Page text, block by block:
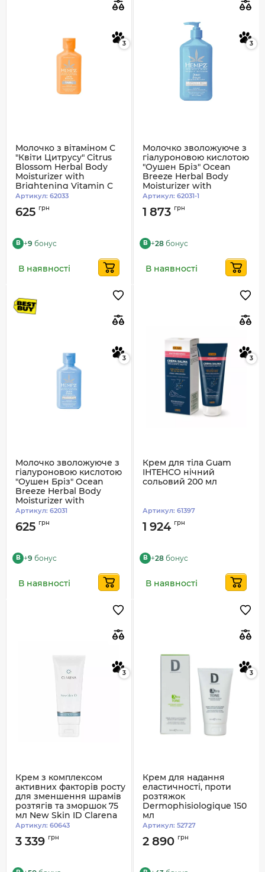
3
Молочко з вітаміном С
"Квіти Цитрусу" Citrus
Blossom Herbal Body
Moisturizer with
Brightening Vitamin C
Hempz 66 ml
Артикул: 62033
625 грн
B +9 бонус
В наявності
3
Молочко зволожуюче з
гіалуроновою кислотою
"Оушен Бріз" Ocean
Breeze Herbal Body
Moisturizer with
Hyaluronic Acid Hempz
Артикул: 62031-1
1 873 грн
B +28 бонус
В наявності
3
Молочко зволожуюче з
гіалуроновою кислотою
"Оушен Бріз" Ocean
Breeze Herbal Body
Moisturizer with
Hyaluronic Acid Hempz
66 ml
Артикул: 62031
625 грн
B +9 бонус
В наявності
3
Крем для тіла Guam
ІНТЕНСО нічний
сольовий 200 мл
Артикул: 61397
1 924 грн
B +28 бонус
В наявності
3
Крем з комплексом
активних факторів росту
для зменшення шрамів
розтягів та зморшок 75
мл New Skin ID Clarena
Артикул: 60643
3 339 грн
3
Крем для надання
еластичності, проти
розтяжок
Dermophisiologique 150
мл
Артикул: 52727
2 890 грн